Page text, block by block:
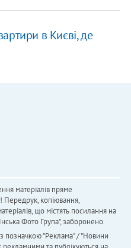
в Києві, де
матеріалів пряме
Передрук, копіювання,
що містять посилання на
Фото Група", заборонено.
з позначкою "Реклама" / "Новини